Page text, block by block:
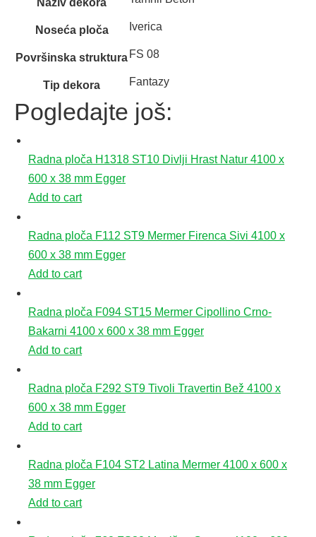
Naziv dekora
Noseća ploča Iverica
Površinska struktura FS 08
Tip dekora Fantazy
Pogledajte još:
Radna ploča H1318 ST10 Divlji Hrast Natur 4100 x
600 x 38 mm Egger
Add to cart
Radna ploča F112 ST9 Mermer Firenca Sivi 4100 x
600 x 38 mm Egger
Add to cart
Radna ploča F094 ST15 Mermer Cipollino Crno-
Bakarni 4100 x 600 x 38 mm Egger
Add to cart
Radna ploča F292 ST9 Tivoli Travertin Bež 4100 x
600 x 38 mm Egger
Add to cart
Radna ploča F104 ST2 Latina Mermer 4100 x 600 x
38 mm Egger
Add to cart